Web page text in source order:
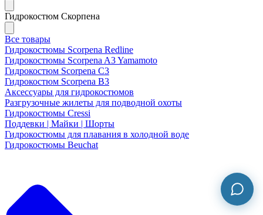
Гидрокостюм Скорпена
Все товары
Гидрокостюмы Scorpena Redline
Гидрокостюмы Scorpena A3 Yamamoto
Гидрокостюм Scorpena C3
Гидрокостюм Scorpena B3
Аксессуары для гидрокостюмов
Разгрузочные жилеты для подводной охоты
Гидрокостюмы Cressi
Поддевки | Майки | Шорты
Гидрокостюмы для плавания в холодной воде
Гидрокостюмы Beuchat